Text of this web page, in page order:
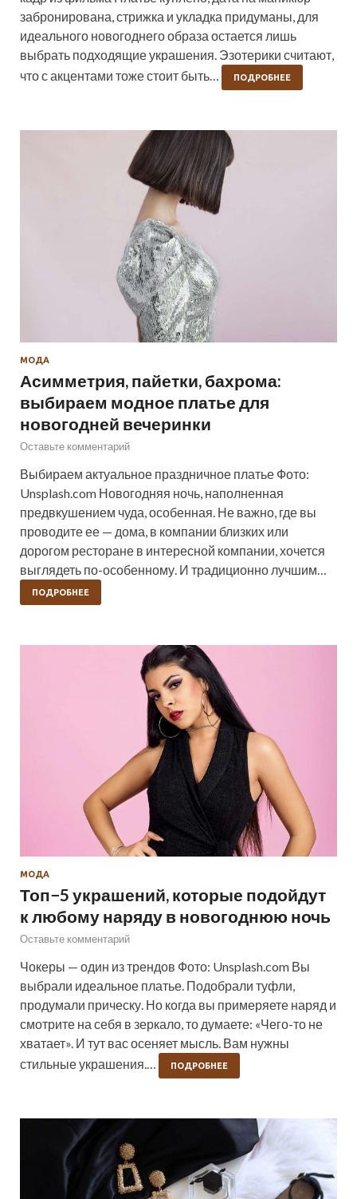
забронирована, стрижка и укладка придуманы, для
идеального новогоднего образа остается лишь
выбрать подходящие украшения. Эзотерики считают,
что с акцентами тоже стоит быть…
ПОДРОБНЕЕ
МОДА
Асимметрия, пайетки, бахрома:
выбираем модное платье для
новогодней вечеринки
Оставьте комментарий
Выбираем актуальное праздничное платье Фото:
Unsplash.com Новогодняя ночь, наполненная
предвкушением чуда, особенная. Не важно, где вы
проводите ее — дома, в компании близких или
дорогом ресторане в интересной компании, хочется
выглядеть по-особенному. И традиционно лучшим…
ПОДРОБНЕЕ
МОДА
Топ−5 украшений, которые подойдут
к любому наряду в новогоднюю ночь
Оставьте комментарий
Чокеры — один из трендов Фото: Unsplash.com Вы
выбрали идеальное платье. Подобрали туфли,
продумали прическу. Но когда вы примеряете наряд и
смотрите на себя в зеркало, то думаете: «Чего-то не
хватает». И тут вас осеняет мысль. Вам нужны
стильные украшения.…
ПОДРОБНЕЕ